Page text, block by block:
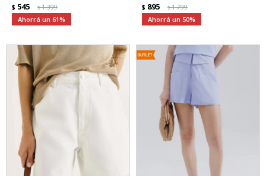
$ 545 $1.399
61
$ 895 $1.799
50